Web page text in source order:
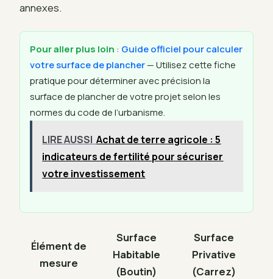
annexes.
Pour aller plus loin : Guide officiel pour calculer
votre surface de plancher— Utilisez cette fiche
pratique pour déterminer avec précision la
surface de plancher de votre projet selon les
normes du code de l’urbanisme.
LIRE AUSSI Achat de terre agricole : 5
indicateurs de fertilité pour sécuriser
votre investissement
Élément de
mesure
Surface
Habitable
(Boutin)
Surface
Privative
(Carrez)